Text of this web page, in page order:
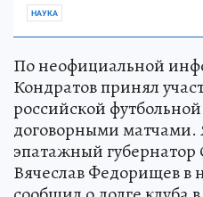
НАУКА
По неофициальной
Кондратов принял
российской
договорными матчами.
эпатажный губернатор
Вячеслав Федорищев в